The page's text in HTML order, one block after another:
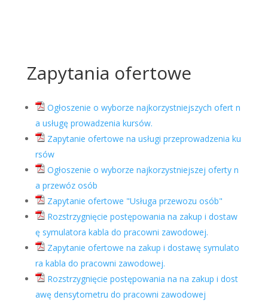
Zapytania ofertowe
Ogłoszenie o wyborze najkorzystniejszych ofert n
a usługę prowadzenia kursów.
Zapytanie ofertowe na usługi przeprowadzenia ku
rsów
Ogłoszenie o wyborze najkorzystniejszej oferty n
a przewóz osób
Zapytanie ofertowe "Usługa przewozu osób"
Rozstrzygnięcie postępowania na zakup i dostaw
ę symulatora kabla do pracowni zawodowej.
Zapytanie ofertowe na zakup i dostawę symulato
ra kabla do pracowni zawodowej.
Rozstrzygnięcie postępowania na na zakup i dost
awę densytometru do pracowni zawodowej